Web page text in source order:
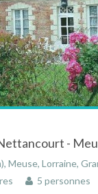
-
Meuse, Lorraine,
5 personnes